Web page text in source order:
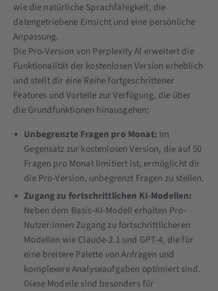
wie die natürliche Sprachfähigkeit, die
datengetriebene Einsicht und eine persönliche
Anpassung.
Die Pro-Version von Perplexity AI erweitert die
Funktionalität der kostenlosen Version erheblich
und stellt dir eine Reihe fortgeschrittener
Features und Vorteile zur Verfügung, die über
die Grundfunktionen hinausgehen:
Unbegrenzte Fragen pro Monat: Im
Gegensatz zur kostenlosen Version, die auf 50
Fragen pro Monat limitiert ist, ermöglicht dir
die Pro-Version, unbegrenzt Fragen zu stellen​​.
Zugang zu fortschrittlichen KI-Modellen:
Neben dem Basis-KI-Modell erhalten Pro-
Nutzer:innen Zugang zu fortschrittlicheren
Modellen wie Claude-2.1 und GPT-4, die für
eine breitere Palette von Anfragen und
komplexere Analyseaufgaben optimiert sind​​​​.
Diese Modelle sind besonders für